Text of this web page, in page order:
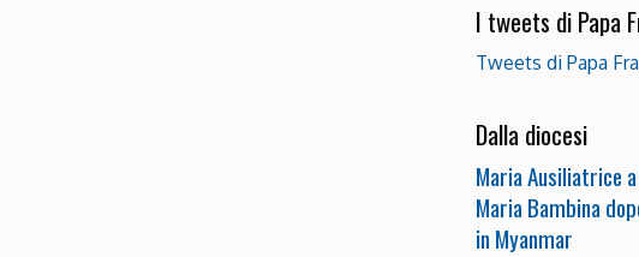
I tweets di Papa
Tweets di Papa
Dalla diocesi
Maria Ausiliatrice
Maria Bambina
in Myanmar